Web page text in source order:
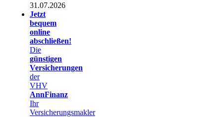
31.07.2026
Jetzt
bequem
online
abschließen!
Die
günstigen
Versicherungen
der
VHV
AnnFinanz
Ihr
Versicherungsmakler